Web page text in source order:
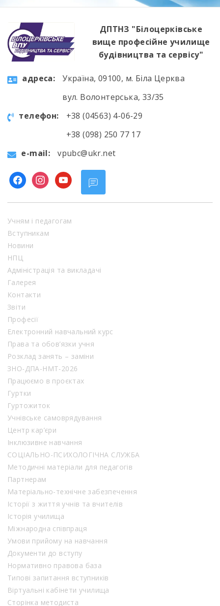
ДПТНЗ "Білоцерківське
вище професійне училище
будівництва та сервісу"
aдресa:
Україна, 09100, м. Біла Церква
вул. Волонтерська, 33/35
телефон:
+38 (04563) 4-06-29
+38 (098) 250 77 17
e-mail:
vpubc@ukr.net
facebookinstagram
youtube
Учням і педагогам
Вступникам
Новини
НПЦ
Адміністрація та викладачі
Галерея
Контакти
Звіти
Професії
Електронний навчальний курс
Права та обов’язки учня
Розклад занять – заміни
ЗНО-ДПА-НМТ-2026
Працюємо в проєктах
Гуртки
Гуртожиток
Учнівське самоврядування
Центр кар’єри
Інклюзивне навчання
СОЦІАЛЬНО-ПСИХОЛОГІЧНА СЛУЖБА
Методичні матеріали для педагогів
Партнерам
Матеріально-технічне забезпечення
Історії з життя учнів та вчителів
Історія училища
Міжнародна співпраця
Умови прийому на навчання
Документи до вступу
Нормативно правова база
Типові запитання вступників
Віртуальні кабінети училища
Сторінка методиста